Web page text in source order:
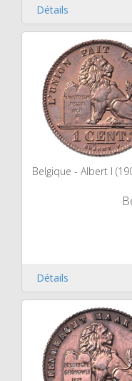
Détails
Belgique - Albert I
Détails